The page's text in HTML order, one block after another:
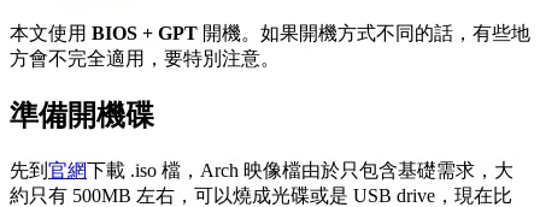
本文使用 BIOS + GPT 開機。如果開機方式不同的話，有些地
方會不完全適用，要特別注意。
準備開機碟
先到 官網下載 .iso 檔，Arch 映像檔由於只包含基礎需求，大
約只有 500MB 左右，可以燒成光碟或是 USB drive，現在比